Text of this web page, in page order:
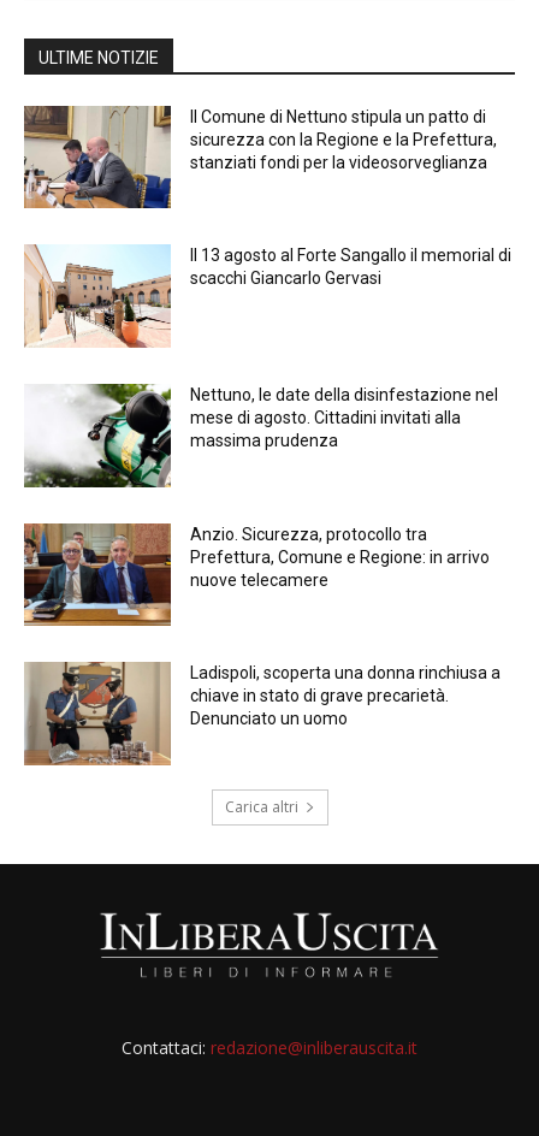
ULTIME NOTIZIE
Il Comune di Nettuno stipula un patto di
sicurezza con la Regione e la Prefettura,
stanziati fondi per la videosorveglianza
Il 13 agosto al Forte Sangallo il memorial di
scacchi Giancarlo Gervasi
Nettuno, le date della disinfestazione nel
mese di agosto. Cittadini invitati alla
massima prudenza
Anzio. Sicurezza, protocollo tra
Prefettura, Comune e Regione: in arrivo
nuove telecamere
Ladispoli, scoperta una donna rinchiusa a
chiave in stato di grave precarietà.
Denunciato un uomo
Carica altri
Contattaci: redazione@inliberauscita.it